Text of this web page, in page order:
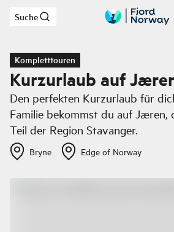
Zum Hauptinhalt
Suche
Kompletttouren
Kurzurlaub auf
Den perfekten Kurzurlaub für
Familie bekommst du auf Jæren,
Teil der Region Stavanger.
Bryne Edge of Norway